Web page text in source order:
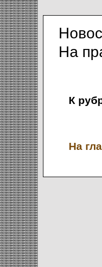
На
К
На